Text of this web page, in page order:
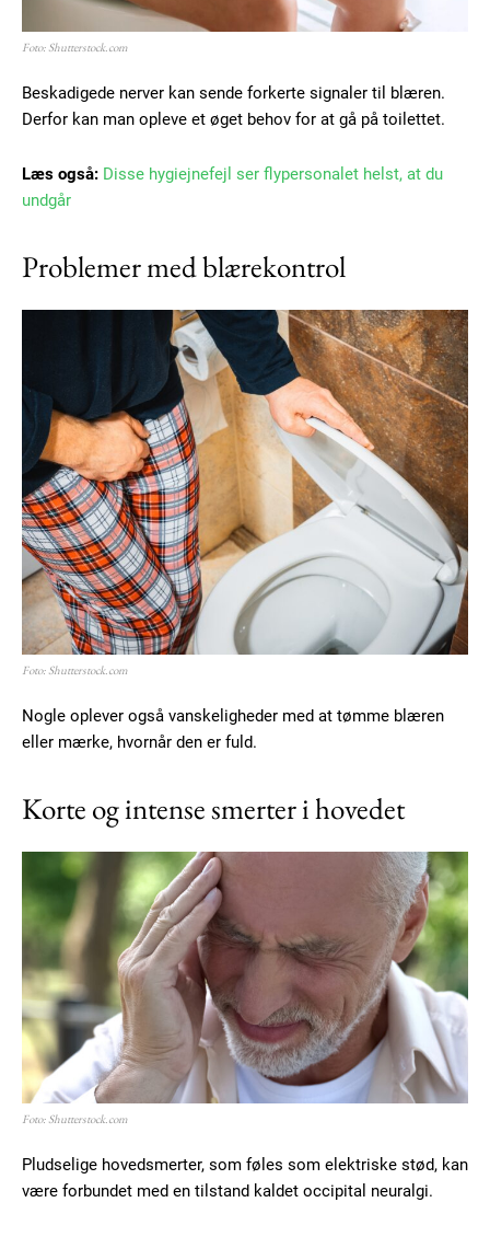
Foto: Shutterstock.com
Beskadigede nerver kan sende forkerte signaler til blæren.
Derfor kan man opleve et øget behov for at gå på toilettet.
Læs også: Disse hygiejnefejl ser flypersonalet helst, at du
undgår
Problemer med blærekontrol
Foto: Shutterstock.com
Nogle oplever også vanskeligheder med at tømme blæren
eller mærke, hvornår den er fuld.
Korte og intense smerter i hovedet
Foto: Shutterstock.com
Pludselige hovedsmerter, som føles som elektriske stød, kan
være forbundet med en tilstand kaldet occipital neuralgi.